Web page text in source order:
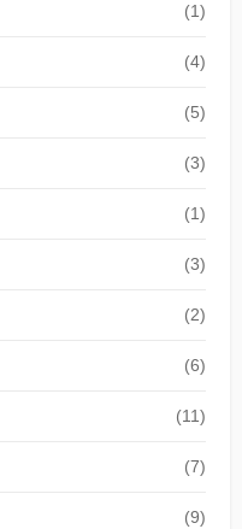
(1)
(4)
(5)
(3)
(1)
(3)
(2)
(6)
(11)
(7)
(9)